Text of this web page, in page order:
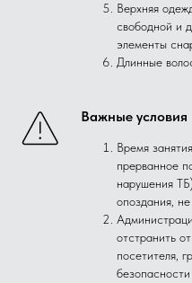
Верхняя
свободной и
элементы
Длинные
Важные условия
Время
прерванное
нарушения
опоздания,
отстранить
посетителя,